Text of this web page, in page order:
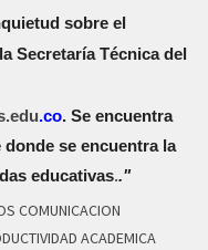
sobre el
Secretaría Técnica del
.co. Se encuentra
se encuentra la
educativas.."
COMUNICACION
ACADEMICA